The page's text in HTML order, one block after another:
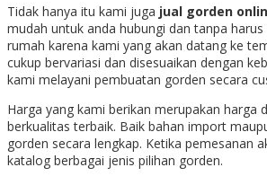
Tidak hanya itu kami juga jual gorden
mudah untuk anda hubungi dan tanpa
rumah karena kami yang akan datang ke
cukup bervariasi dan disesuaikan dengan
kami melayani pembuatan gorden secara
Harga yang kami berikan merupakan harga
berkualitas terbaik. Baik bahan import
gorden secara lengkap. Ketika pemesanan
katalog berbagai jenis pilihan gorden.